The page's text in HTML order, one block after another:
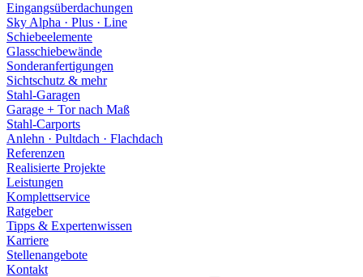
Eingangsüberdachungen
Sky Alpha · Plus · Line
Schiebeelemente
Glasschiebewände
Sonderanfertigungen
Sichtschutz & mehr
Stahl-Garagen
Garage + Tor nach Maß
Stahl-Carports
Anlehn · Pultdach · Flachdach
Referenzen
Realisierte Projekte
Leistungen
Komplettservice
Ratgeber
Tipps & Expertenwissen
Karriere
Stellenangebote
Kontakt